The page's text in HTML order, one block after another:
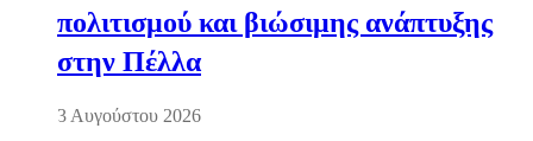
πολιτισμού και βιώσιμης ανάπτυξης
στην Πέλλα
3 Αυγούστου 2026